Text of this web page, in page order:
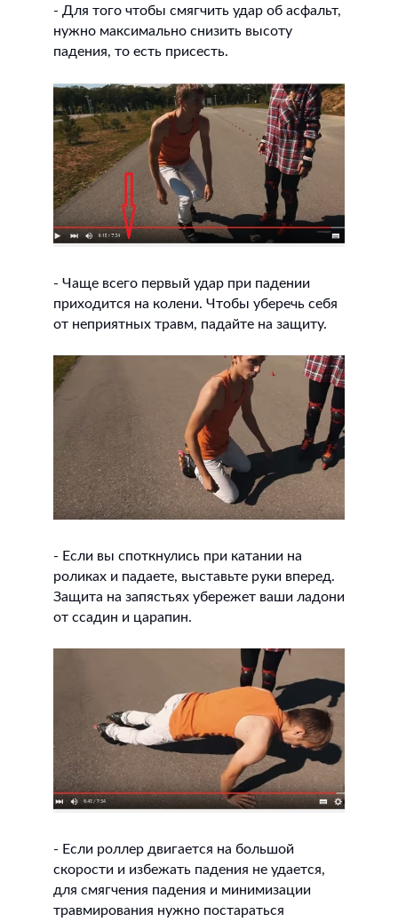
- Для того чтобы смягчить удар об асфальт,
нужно максимально снизить высоту
падения, то есть присесть.
- Чаще всего первый удар при падении
приходится на колени. Чтобы уберечь себя
от неприятных травм, падайте на защиту.
- Если вы споткнулись при катании на
роликах и падаете, выставьте руки вперед.
Защита на запястьях убережет ваши ладони
от ссадин и царапин.
- Если роллер двигается на большой
скорости и избежать падения не удается,
для смягчения падения и минимизации
травмирования нужно постараться